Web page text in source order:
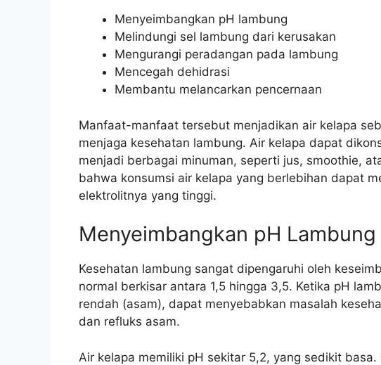
Menyeimbangkan pH lambung
Melindungi sel lambung dari kerusakan
Mengurangi peradangan pada lambung
Mencegah dehidrasi
Membantu melancarkan pencernaan
Manfaat-manfaat tersebut menjadikan air kelapa
menjaga kesehatan lambung. Air kelapa dapat
menjadi berbagai minuman, seperti jus, smoothie,
bahwa konsumsi air kelapa yang berlebihan dapat
elektrolitnya yang tinggi.
Menyeimbangkan pH Lambung
Kesehatan lambung sangat dipengaruhi oleh
normal berkisar antara 1,5 hingga 3,5. Ketika pH
rendah (asam), dapat menyebabkan masalah
dan refluks asam.
Air kelapa memiliki pH sekitar 5,2, yang sedikit